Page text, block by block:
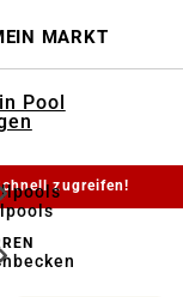
MARKT
Pool
zugreifen!